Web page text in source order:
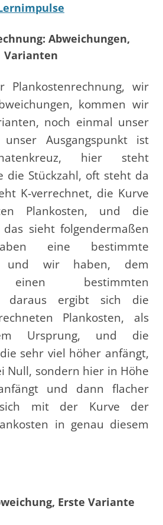
Abweichungen,
Varianten
wir
kommen wir
noch einmal unser
unser Ausgangspunkt ist
hier steht
die Stückzahl, oft steht da
K-verrechnet, die Kurve
Plankosten, und die
das sieht folgendermaßen
eine bestimmte
und wir haben, dem
einen bestimmten
daraus ergibt sich die
Plankosten, als
Ursprung, und die
sehr viel höher anfängt,
Null, sondern hier in Höhe
und dann flacher
mit der Kurve der
in genau diesem
Erste Variante